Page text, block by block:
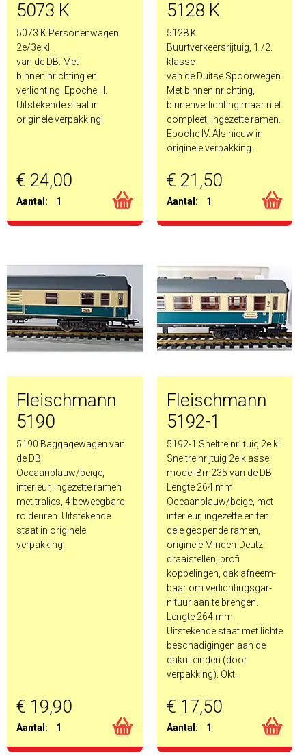
5073 K
5073 K Personenwagen
2e/3e kl.
van de DB. Met
binneninrichting en
verlichting. Epoche III.
Uitstekende staat in
originele verpakking.
€ 24,00
Aantal: 1
5128 K
5128 K
Buurtverkeersrijtuig, 1./2.
klasse
van de Duitse Spoorwegen.
Met binneninrichting,
binnenverlichting maar niet
compleet, ingezette ramen.
Epoche IV. Als nieuw in
originele verpakking.
€ 21,50
Aantal: 1
Fleischmann
5190
5190 Baggagewagen van
de DB
Oceaanblauw/beige,
interieur, ingezette ramen
met tralies, 4 beweegbare
roldeuren. Uitstekende
staat in originele
verpakking.
€ 19,90
Aantal: 1
Fleischmann
5192-1
5192-1 Sneltreinrijtuig 2e kl
Sneltreinrijtuig 2e klasse
model Bm235 van de DB.
Lengte 264 mm.
Oceaanblauw/beige, met
interieur, ingezette en ten
dele geopende ramen,
originele Minden-Deutz
draaistellen, profi
koppelingen, dak afneem-
baar om verlichtingsgar-
nituur aan te brengen.
Lengte 264 mm.
Uitstekende staat met lichte
beschadigingen aan de
dakuiteinden (door
verpakking). Okt.
€ 17,50
Aantal: 1